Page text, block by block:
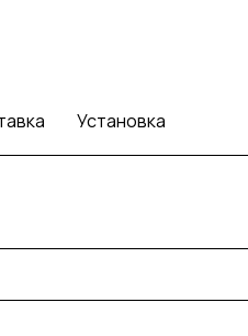
Установка